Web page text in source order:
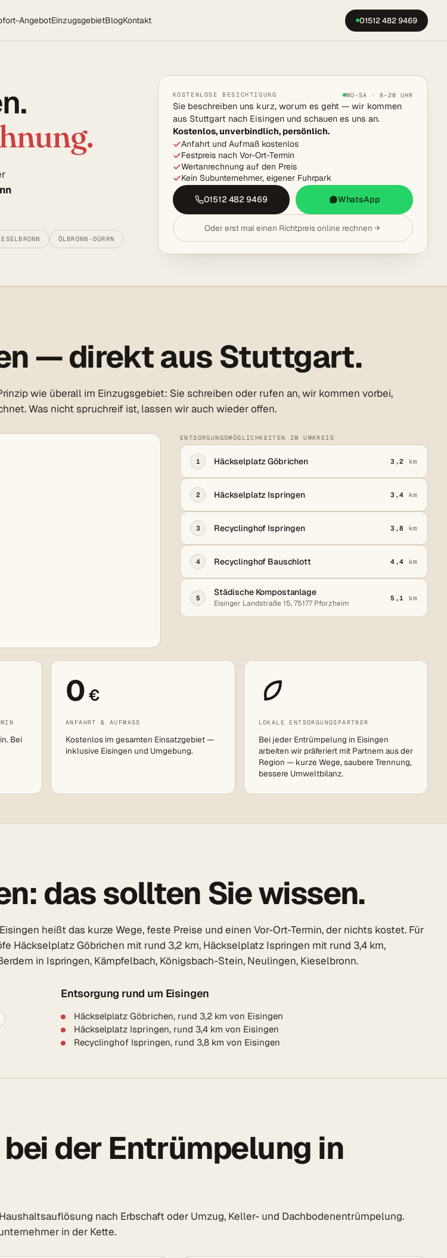
AngebotEinzugsgebietBlogKontakt 01512 482 9469
ÖLBRONN-DÜRRN
KOSTENLOSE BESICHTIGUNG MO–SA · 8–20 UHR
Sie beschreiben uns kurz, worum es geht — wir kommen
aus Stuttgart nach Eisingen und schauen es uns an.
Kostenlos, unverbindlich, persönlich.
Anfahrt und Aufmaß kostenlos
Festpreis nach Vor-Ort-Termin
Wertanrechnung auf den Preis
Kein Subunternehmer, eigener Fuhrpark
01512 482 9469
WhatsApp
Oder erst mal einen Richtpreis online rechnen
— direkt aus Stuttgart.
wie überall im Einzugsgebiet: Sie schreiben oder rufen an, wir kommen vorbei,
Was nicht spruchreif ist, lassen wir auch wieder offen.
ENTSORGUNGSMÖGLICHKEITEN IM UMKREIS
1 Häckselplatz Göbrichen 3,2 km
2 Häckselplatz Ispringen 3,4 km
3 Recyclinghof Ispringen 3,8 km
4 Recyclinghof Bauschlott 4,4 km
5
Städische Kompostanlage
Eisinger Landstraße 15, 75177 Pforzheim
5,1 km
Bei
0 €
ANFAHRT & AUFMASS
Kostenlos im gesamten Einsatzgebiet —
inklusive Eisingen und Umgebung.
LOKALE ENTSORGUNGSPARTNER
Bei jeder Entrümpelung in Eisingen
arbeiten wir präferiert mit Partnern aus der
Region — kurze Wege, saubere Trennung,
bessere Umweltbilanz.
das sollten Sie wissen.
heißt das kurze Wege, feste Preise und einen Vor-Ort-Termin, der nichts kostet. Für
Häckselplatz Göbrichen mit rund 3,2 km, Häckselplatz Ispringen mit rund 3,4 km,
in Ispringen, Kämpfelbach, Königsbach-Stein, Neulingen, Kieselbronn.
Entsorgung rund um Eisingen
Häckselplatz Göbrichen, rund 3,2 km von Eisingen
Häckselplatz Ispringen, rund 3,4 km von Eisingen
Recyclinghof Ispringen, rund 3,8 km von Eisingen
der Entrümpelung in
nach Erbschaft oder Umzug, Keller- und Dachbodenentrümpelung.
in der Kette.